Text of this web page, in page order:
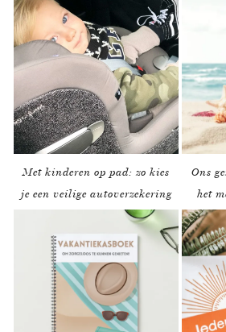
Met kinderen op pad: zo kies
je een veilige autoverzekering
Ons
het